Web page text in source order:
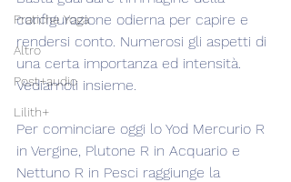
Pratiche Yoga
Altro
Post+audio
Lilith+
configurazione odierna per capire e
rendersi conto. Numerosi gli aspetti di
una certa importanza ed intensità.
Vediamoli insieme.
Per cominciare oggi lo Yod Mercurio R
in Vergine, Plutone R in Acquario e
Nettuno R in Pesci raggiunge la